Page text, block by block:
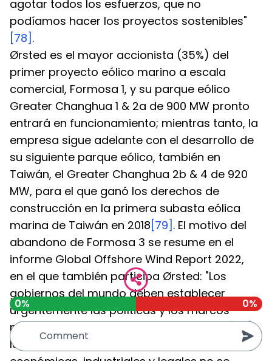
agotar todos los esfuerzos, que no
podíamos hacer los proyectos sostenibles"
[78] .
Ørsted es el mayor accionista (35%) del
primer proyecto eólico marino a escala
comercial, Formosa 1, y su parque eólico
Greater Changhua 1 & 2a de 900 MW pronto
entrará en funcionamiento; mientras tanto, la
empresa sigue adelante con el desarrollo de
su siguiente parque eólico, también en
Taiwán, el Greater Changhua 2b & 4 de 920
MW, para el que ganó los derechos de
construcción en la primera subasta eólica
marina de Taiwán en 2018 [79] . El motivo del
abandono de Formosa 3 se resume en el
informe Global Offshore Wind Report 2022,
en el que también participa Ørsted: "Los
gobiernos del mundo deben establecer
urgentemente las políticas y los marcos
normativos para cumplir sus promesas"
[80],
lo que significa que las promesas
0% 0%